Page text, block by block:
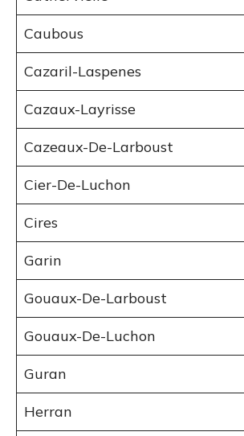
Caubous
Cazaril-Laspenes
Cazaux-Layrisse
Cazeaux-De-Larboust
Cier-De-Luchon
Cires
Garin
Gouaux-De-Larboust
Gouaux-De-Luchon
Guran
Herran